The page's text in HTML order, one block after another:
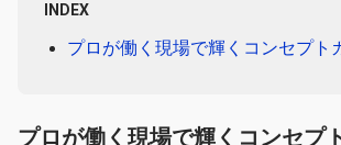
INDEX
プロが働く現場で輝くコンセプト
プロが働く現場で輝くコンセプ